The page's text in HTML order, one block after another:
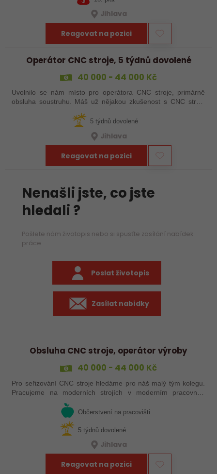
Jihlava
Reagovat na pozici
Operátor CNC stroje, 5 týdnů dovolené
40 000 - 44 000 Kč
Uvolnilo se nám místo pro operátora CNC stroje, primárně
obsluha soustruhu. Máš už nějakou zkušenost s CNC stroji,
pošli životopis. Rádi…
5 týdnů dovolené
Jihlava
Reagovat na pozici
Nenašli jste, co jste
hledali ?
Pošlete nám životopis nebo si spusťte zasílání nabídek
práce
Poslat životopis
Zasílat nabídky
Obsluha CNC stroje, operátor výroby
40 000 - 44 000 Kč
Pro seřizování CNC stroje hledáme pro náš malý tým kolegu.
Pracujeme na moderních strojích v moderním pracovním
prostředí. Pracovistě u Jihlavy.
Občerstvení na pracovišti
5 týdnů dovolené
Jihlava
Reagovat na pozici